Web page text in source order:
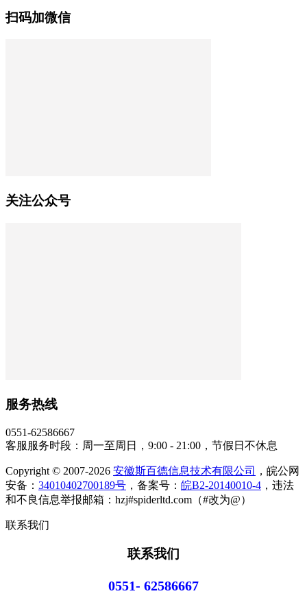
扫码加微信
关注公众号
服务热线
0551-62586667
客服服务时段：周一至周日，9:00 - 21:00，节假日不休息
Copyright © 2007-2026 安徽斯百德信息技术有限公司
，皖公网
安备： 34010402700189号 ，备案号： 皖B2-20140010-4 ，违法
和不良信息举报邮箱：hzj#spiderltd.com（#改为@）
联系我们
联系我们
0551- 62586667